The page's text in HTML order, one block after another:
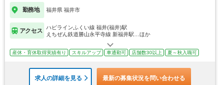
勤務地 福井県 福井市
アクセス
ハピラインふくい線 福井(福井)駅
えちぜん鉄道勝山永平寺線 新福井駅…ほか
産休・育休取得実績有り スキルアップ 車通勤可 店舗数30以上 夏～秋入職可
求人の詳細を見る 最新の募集状況を問い合わせる